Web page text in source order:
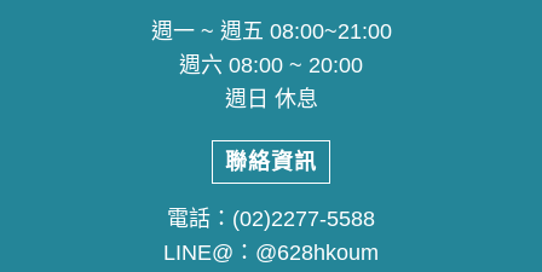
週一 ~ 週五 08:00~21:00
週六 08:00 ~ 20:00
週日 休息
聯絡資訊
電話： (02)2277-5588
LINE@： @628hkoum